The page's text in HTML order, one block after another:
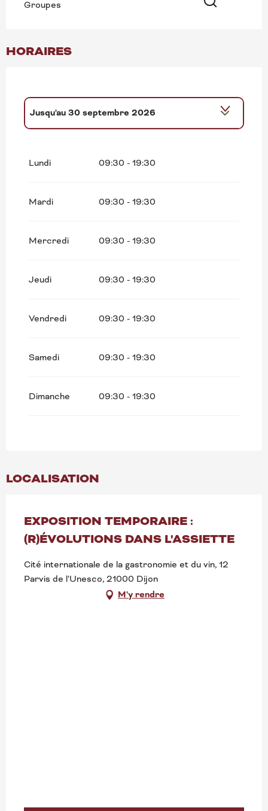
Groupes
HORAIRES
Jusqu'au 30 septembre 2026
Lundi 09:30 - 19:30
Mardi 09:30 - 19:30
Mercredi 09:30 - 19:30
Jeudi 09:30 - 19:30
Vendredi 09:30 - 19:30
Samedi 09:30 - 19:30
Dimanche 09:30 - 19:30
LOCALISATION
EXPOSITION TEMPORAIRE :
(R)ÉVOLUTIONS DANS L'ASSIETTE
Cité internationale de la gastronomie et du vin, 12
Parvis de l'Unesco, 21000 Dijon
M'y rendre